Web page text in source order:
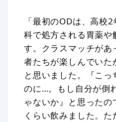
「最初のODは、高校
科で処方される胃薬
す。クラスマッチがあ
者たちが楽しんでいた
と思いました。『こ
のに…。もし自分が倒
ゃないか』と思った
くらい飲みました。